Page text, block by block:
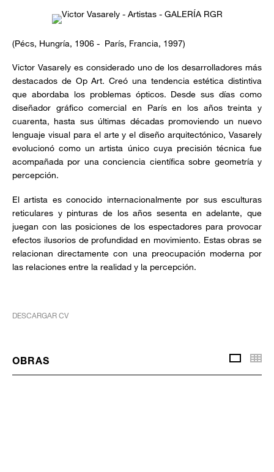
(Pécs, Hungría, 1906 - París, Francia, 1997)
Victor Vasarely es considerado uno de los desarrolladores más
destacados de Op Art. Creó una tendencia estética distintiva
que abordaba los problemas ópticos. Desde sus días como
diseñador gráfico comercial en París en los años treinta y
cuarenta, hasta sus últimas décadas promoviendo un nuevo
lenguaje visual para el arte y el diseño arquitectónico, Vasarely
evolucionó como un artista único cuya precisión técnica fue
acompañada por una conciencia científica sobre geometría y
percepción.
El artista es conocido internacionalmente por sus esculturas
reticulares y pinturas de los años sesenta en adelante, que
juegan con las posiciones de los espectadores para provocar
efectos ilusorios de profundidad en movimiento. Estas obras se
relacionan directamente con una preocupación moderna por
las relaciones entre la realidad y la percepción.
DESCARGAR CV
OBRAS